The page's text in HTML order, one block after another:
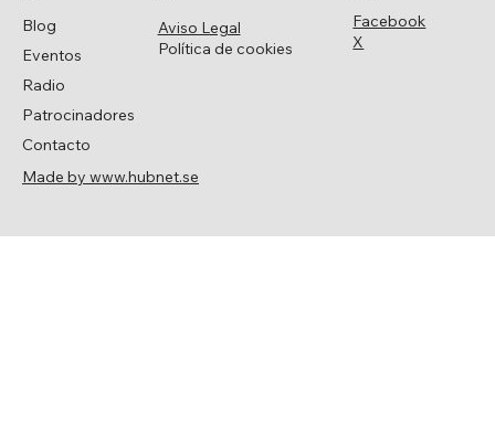
Facebook
X
Aviso Legal
Política de cookies
Blog
Eventos
Radio
Patrocinadores
Contacto
Made by www.hubnet.se